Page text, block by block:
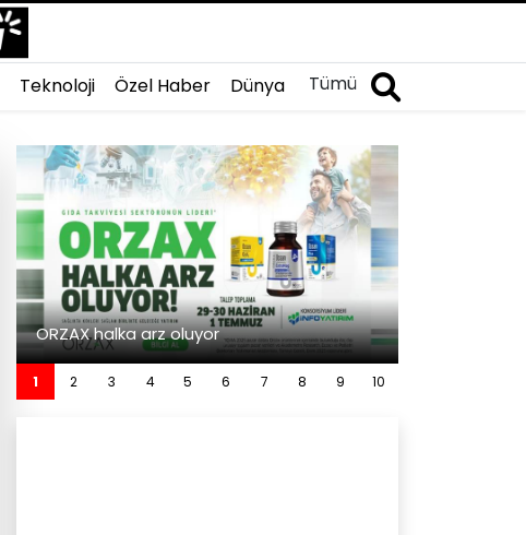
Teknoloji Özel Haber Dünya Tümü
ORZAX halka arz oluyor
1 2 3 4 5 6 7 8 9 10